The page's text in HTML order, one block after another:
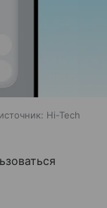
источник: Hi-Tech